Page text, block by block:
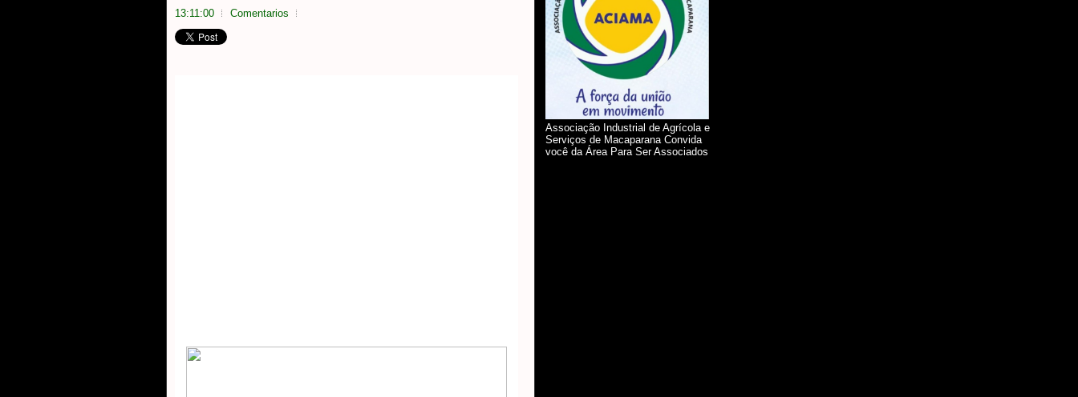
13:11:00 Comentarios
Associação Industrial de Agrícola e
Serviços de Macaparana Convida
você da Área Para Ser Associados